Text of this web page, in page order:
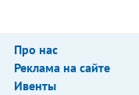
Про нас
Реклама на сайте
Ивенты